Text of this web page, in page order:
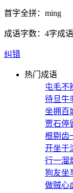
首字全拼： ming
成语字数： 4字成语
纠错
热门成语
屯毛不
待旦牛
坐拥百
贾石停
根剔齿
开坐于
行一溜
狗友坐
做贼心